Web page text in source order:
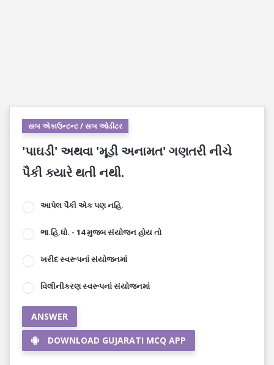
સબ એકાઉન્ટન્ટ / સબ ઓડીટર
'પાઘડી' અથવા 'મૂડી અનામત' ગણતરી નીચે
પૈકી ક્યારે થતી નથી.
આપેલ પૈકી એક પણ નહિ.
ભા.હિ.ધો. - 14 મુજબ સંયોજન હોય તો
ખરીદ સ્વરૂપનાં સંયોજનમાં
વિલીનીકરણ સ્વરૂપનાં સંયોજનમાં
ANSWER
DOWNLOAD GUJARATI MCQ APP